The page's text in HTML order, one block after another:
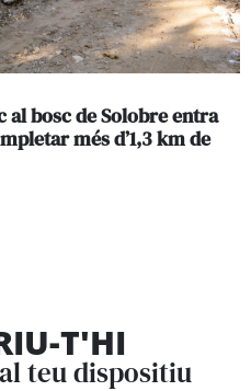
al bosc de Solobre entra
més d’1,3 km de
T'HI
teu dispositiu